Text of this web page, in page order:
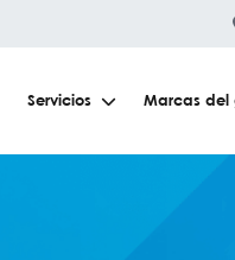
Servicios Marcas del